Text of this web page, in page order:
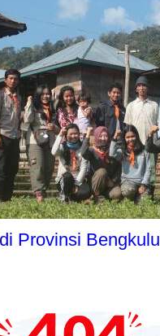
Provinsi Bengkulu